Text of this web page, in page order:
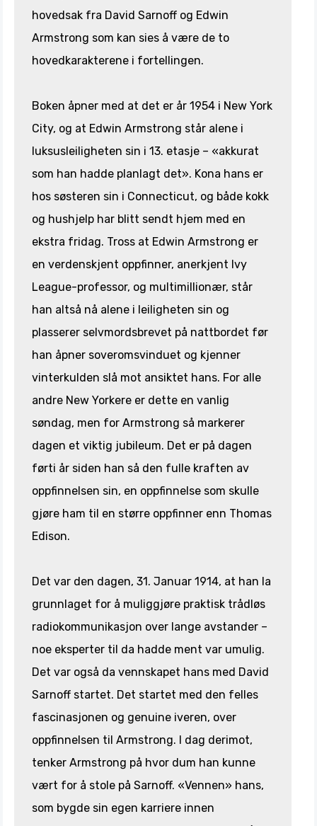
hovedsak fra David Sarnoff og Edwin
Armstrong som kan sies å være de to
hovedkarakterene i fortellingen.
Boken åpner med at det er år 1954 i New York
City, og at Edwin Armstrong står alene i
luksusleiligheten sin i 13. etasje – «akkurat
som han hadde planlagt det». Kona hans er
hos søsteren sin i Connecticut, og både kokk
og hushjelp har blitt sendt hjem med en
ekstra fridag. Tross at Edwin Armstrong er
en verdenskjent oppfinner, anerkjent Ivy
League-professor, og multimillionær, står
han altså nå alene i leiligheten sin og
plasserer selvmordsbrevet på nattbordet før
han åpner soveromsvinduet og kjenner
vinterkulden slå mot ansiktet hans. For alle
andre New Yorkere er dette en vanlig
søndag, men for Armstrong så markerer
dagen et viktig jubileum. Det er på dagen
førti år siden han så den fulle kraften av
oppfinnelsen sin, en oppfinnelse som skulle
gjøre ham til en større oppfinner enn Thomas
Edison.
Det var den dagen, 31. Januar 1914, at han la
grunnlaget for å muliggjøre praktisk trådløs
radiokommunikasjon over lange avstander –
noe eksperter til da hadde ment var umulig.
Det var også da vennskapet hans med David
Sarnoff startet. Det startet med den felles
fascinasjonen og genuine iveren, over
oppfinnelsen til Armstrong. I dag derimot,
tenker Armstrong på hvor dum han kunne
vært for å stole på Sarnoff. «Vennen» hans,
som bygde sin egen karriere innen